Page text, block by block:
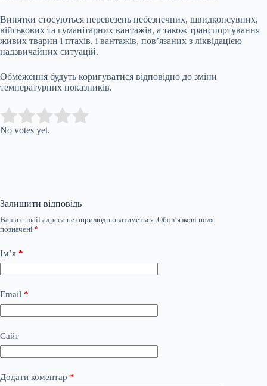
Винятки стосуються перевезень небезпечних, швидкопсувних,
військових та гуманітарних вантажів, а також транспортування
живих тварин і птахів, і вантажів, пов’язаних з ліквідацією
надзвичайних ситуацій.
Обмеження будуть коригуватися відповідно до зміни
температурних показників.
Rate this item:
No votes yet.
Залишити відповідь
Ваша e-mail адреса не оприлюднюватиметься. Обов’язкові поля
позначені *
Ім’я *
Email *
Сайт
Додати коментар *